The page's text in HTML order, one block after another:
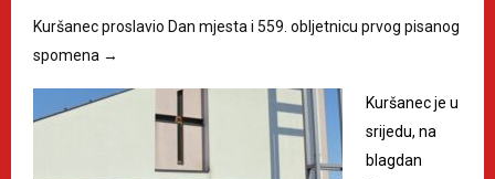
Kuršanec proslavio Dan mjesta i 559. obljetnicu prvog pisanog
spomena →
Kuršanec je u
srijedu, na
blagdan